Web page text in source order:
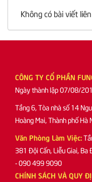
Không có bài viết
CÔNG TY CỔ PHẦN
Ngày thành lập 07/08/
Tầng 6, Tòa nhà số 14
Hoàng Mai, Thành phố Hà
Văn Phòng Làm Việc:
381 Đội Cấn, Liễu Giai,
- 090 499 9090
CHÍNH SÁCH VÀ QUY